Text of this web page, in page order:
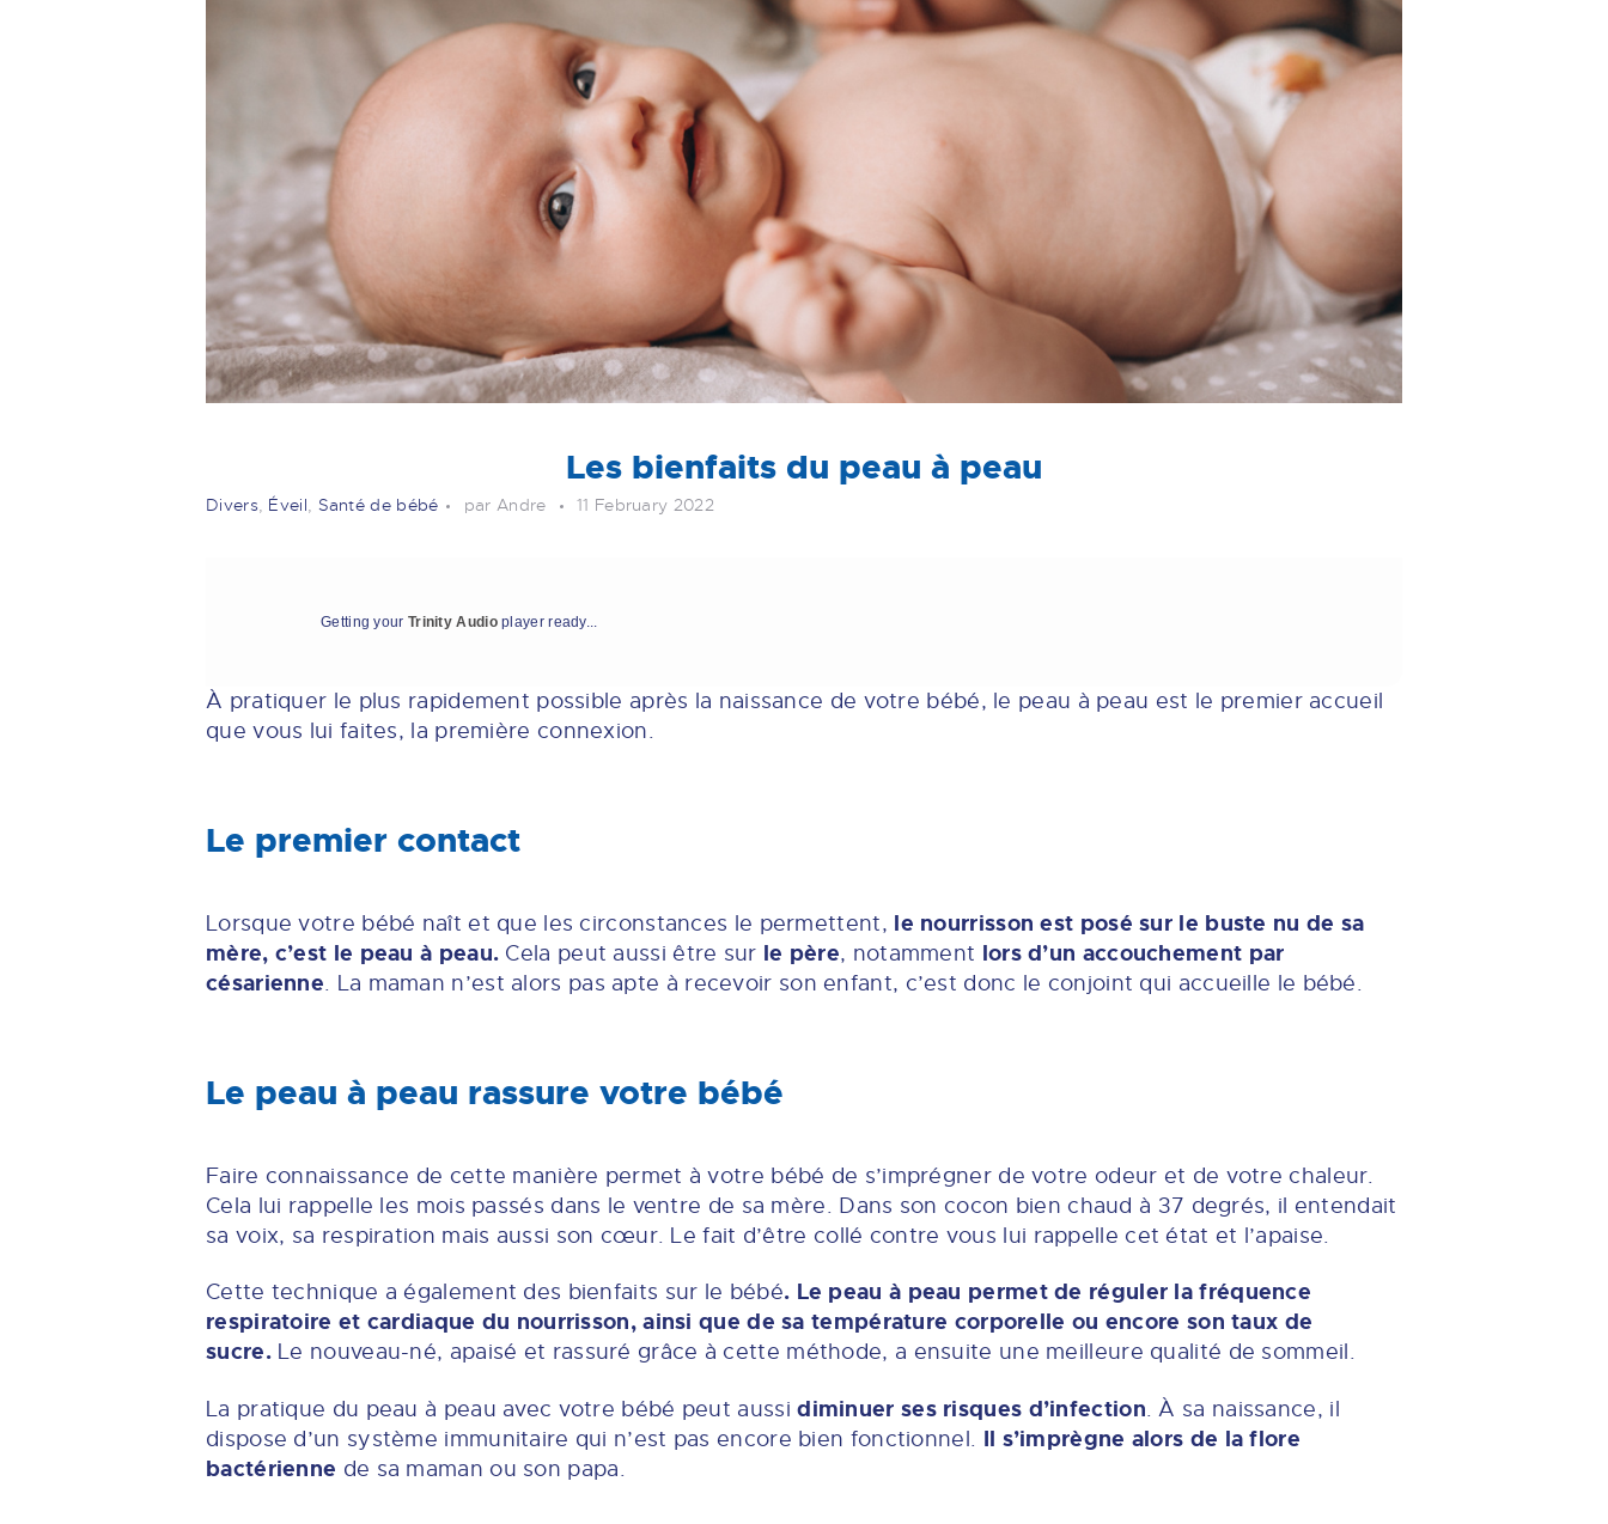
Les bienfaits du peau à peau
Divers, Éveil, Santé de bébé par Andre 11 February 2022
Getting your Trinity Audioplayer ready...
À pratiquer le plus rapidement possible après la naissance de votre bébé, le peau à peau est le premier accueil
que vous lui faites, la première connexion.
Le premier contact
Lorsque votre bébé naît et que les circonstances le permettent, le nourrisson est posé sur le buste nu de sa
mère, c’est le peau à peau. Cela peut aussi être sur le père, notamment lors d’un accouchement par
césarienne. La maman n’est alors pas apte à recevoir son enfant, c’est donc le conjoint qui accueille le bébé.
Le peau à peau rassure votre bébé
Faire connaissance de cette manière permet à votre bébé de s’imprégner de votre odeur et de votre chaleur.
Cela lui rappelle les mois passés dans le ventre de sa mère. Dans son cocon bien chaud à 37 degrés, il entendait
sa voix, sa respiration mais aussi son cœur. Le fait d’être collé contre vous lui rappelle cet état et l’apaise.
Cette technique a également des bienfaits sur le bébé. Le peau à peau permet de réguler la fréquence
respiratoire et cardiaque du nourrisson, ainsi que de sa température corporelle ou encore son taux de
sucre.Le nouveau-né, apaisé et rassuré grâce à cette méthode, a ensuite une meilleure qualité de sommeil.
La pratique du peau à peau avec votre bébé peut aussidiminuer ses risques d’infection. À sa naissance, il
dispose d’un système immunitaire qui n’est pas encore bien fonctionnel. Il s’imprègne alors de la flore
bactérienne de sa maman ou son papa.